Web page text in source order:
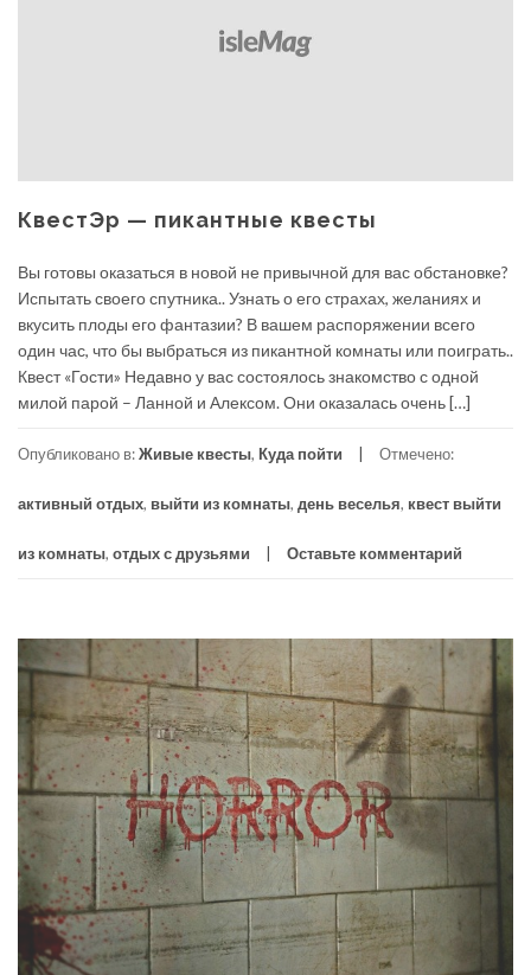
КвестЭр — пикантные квесты
Вы готовы оказаться в новой не привычной для вас обстановке?
Испытать своего спутника.. Узнать о его страхах, желаниях и
вкусить плоды его фантазии? В вашем распоряжении всего
один час, что бы выбраться из пикантной комнаты или поиграть..
Квест «Гости» Недавно у вас состоялось знакомство с одной
милой парой – Ланной и Алексом. Они оказалась очень […]
Опубликовано в:Живые квесты, Куда пойти Отмечено:
активный отдых, выйти из комнаты, день веселья, квест выйти
из комнаты, отдых с друзьями Оставьте комментарий